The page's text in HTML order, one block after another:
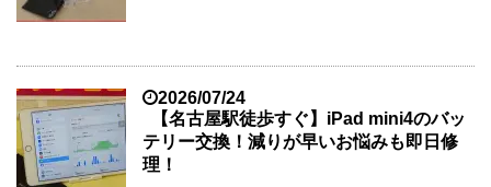
2026/07/24
【名古屋駅徒歩すぐ】iPad mini4のバッ
テリー交換！減りが早いお悩みも即日修
理！